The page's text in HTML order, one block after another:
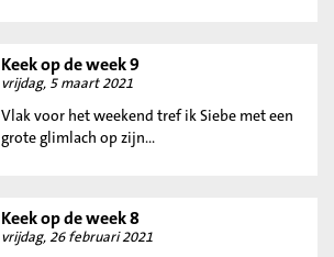
Keek op de week 9
vrijdag, 5 maart 2021
Vlak voor het weekend tref ik Siebe met een
grote glimlach op zijn...
Keek op de week 8
vrijdag, 26 februari 2021